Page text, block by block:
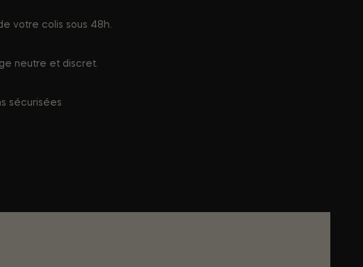
votre colis sous 48h.
neutre et discret.
sécurisées